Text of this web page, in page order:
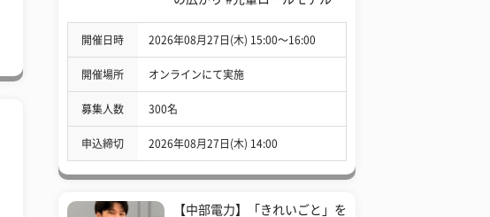
開催日時 2026年08月27日(木) 15:00〜16:00
開催場所 オンラインにて実施
募集人数 300名
申込締切 2026年08月27日(木) 14:00
【中部電力】「きれいごと」を